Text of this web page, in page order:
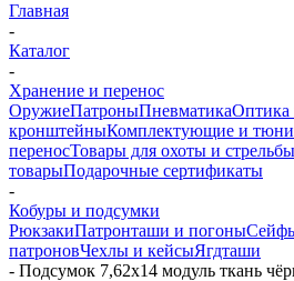
Главная
-
Каталог
-
Хранение и перенос
ОружиеПатроныПневматикаОптика
кронштейныКомплектующие и
переносТовары для охоты и стрельбы
товарыПодарочные сертификаты
-
Кобуры и подсумки
РюкзакиПатронташи и погоны
патроновЧехлы и кейсыЯгдташи
- Подсумок 7,62х14 модуль ткань